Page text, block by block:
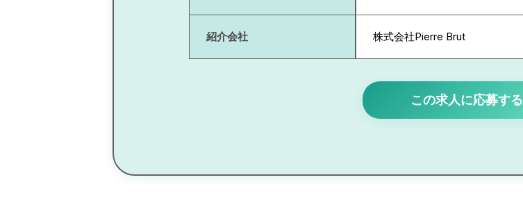
紹介会社 株式会社Pierre Brut
この求人に応募する